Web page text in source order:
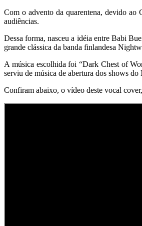
Com o advento da quarentena, devido ao
audiências.
Dessa forma, nasceu a idéia entre Babi
grande clássica da banda finlandesa
A música escolhida foi “Dark Chest of
serviu de música de abertura dos shows
Confiram abaixo, o vídeo deste vocal